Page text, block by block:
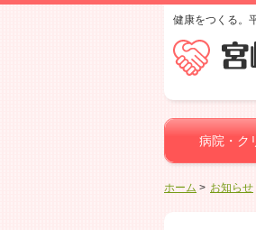
健康をつくる。
病院・ク
ホーム お知らせ